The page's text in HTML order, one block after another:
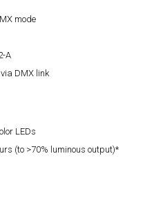
mode
A
DMX link
LEDs
(to >70% luminous output)*